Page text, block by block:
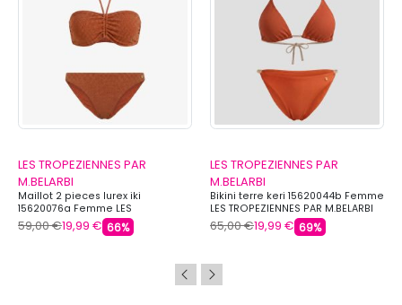
LES TROPEZIENNES PAR
M.BELARBI
Maillot 2 pieces lurex iki
15620076a Femme LES
TROPEZIENNES PAR M.BELARBI
59,00 €19,99 € 66%
LES TROPEZIENNES PAR
M.BELARBI
Bikini terre keri 15620044b Femme
LES TROPEZIENNES PAR M.BELARBI
65,00 €19,99 € 69%